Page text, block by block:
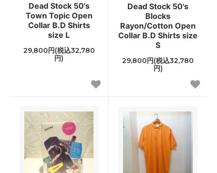
Dead Stock 50's
Town Topic Open
Collar B.D Shirts
size L
29,800円(税込32,780
円)
Dead Stock 50's
Blocks
Rayon/Cotton Open
Collar B.D Shirts size
S
29,800円(税込32,780
円)